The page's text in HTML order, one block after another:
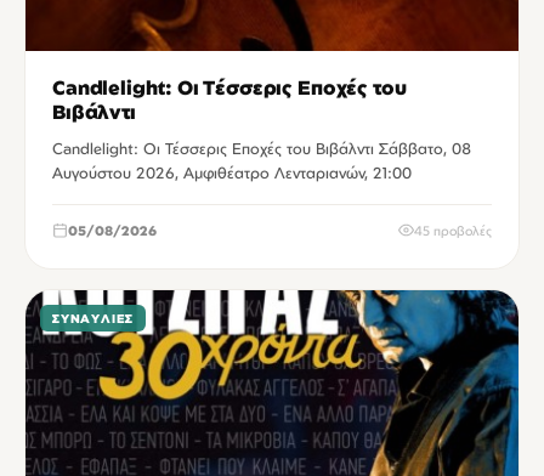
Candlelight: Οι Τέσσερις Εποχές του
Βιβάλντι
Candlelight: Οι Τέσσερις Εποχές του Βιβάλντι Σάββατο, 08
Αυγούστου 2026, Αμφιθέατρο Λενταριανών, 21:00
05/08/2026 45 προβολές
ΣΥΝΑΥΛΊΕΣ